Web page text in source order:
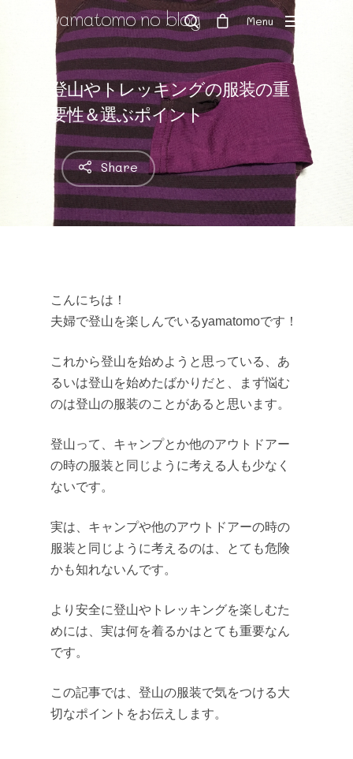
Hit enter to search or ESC to close
yamatomo no blog Menu
登山やトレッキングの服装の重
要性＆選ぶポイント
Share
こんにちは！
夫婦で登山を楽しんでいるyamatomoです！
これから登山を始めようと思っている、あ
るいは登山を始めたばかりだと、まず悩む
のは登山の服装のことがあると思います。
登山って、キャンプとか他のアウトドアー
の時の服装と同じように考える人も少なく
ないです。
実は、キャンプや他のアウトドアーの時の
服装と同じように考えるのは、とても危険
かも知れないんです。
より安全に登山やトレッキングを楽しむた
めには、実は何を着るかはとても重要なん
です。
この記事では、登山の服装で気をつける大
切なポイントをお伝えします。